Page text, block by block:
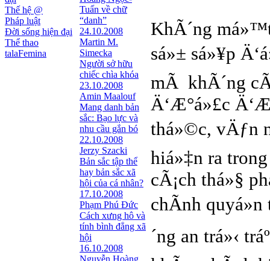
Thế hệ @
Pháp luật
Đời sống hiện đại
Thể thao
talaFemina
Tuấn về chữ
“danh”
24.10.2008
Martin M.
Simecka
Người sở hữu
chiếc chìa khóa
23.10.2008
Amin Maalouf
Mang danh bản
sắc: Bạo lực và
nhu cầu gắn bó
22.10.2008
Jerzy Szacki
Bản sắc tập thể
hay bản sắc xã
hội của cá nhân?
17.10.2008
Phạm Phú Đức
Cách xưng hô và
tính bình đẳng xã
hội
16.10.2008
Nguyễn Hoàng
KhÃ´ng
sá»± sá»¥p
mÃ khÃ´ng
Ä‘Æ°á»£c
thá»©c, vÄƒn
hiá»‡n ra
cÃ¡ch thá»§
chÃ­nh
´ng an trá»‹